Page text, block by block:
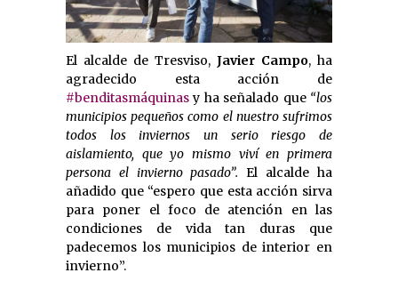
El alcalde de Tresviso, Javier Campo, ha
agradecido esta acción de
#benditasmáquinasy ha señalado que “los
municipios pequeños como el nuestro sufrimos
todos los inviernos un serio riesgo de
aislamiento, que yo mismo viví en primera
persona el invierno pasado”. El alcalde ha
añadido que “espero que esta acción sirva
para poner el foco de atención en las
condiciones de vida tan duras que
padecemos los municipios de interior en
invierno”.